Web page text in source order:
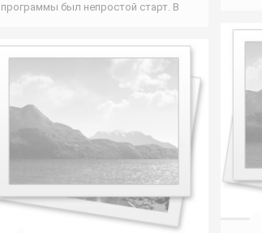
программы был непростой старт. В